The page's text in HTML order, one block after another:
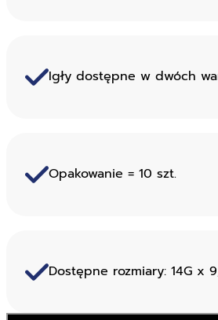
Igły dostępne w dwóch
Opakowanie = 10 szt.
Dostępne rozmiary: 14G x